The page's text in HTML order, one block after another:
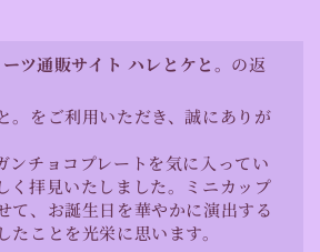
ツ通販サイト ハレとケと。 の返
。をご利用いただき、誠にありが
ンチョコプレートを気に入ってい
く拝見いたしました。ミニカップ
て、お誕生日を華やかに演出する
たことを光栄に思います。